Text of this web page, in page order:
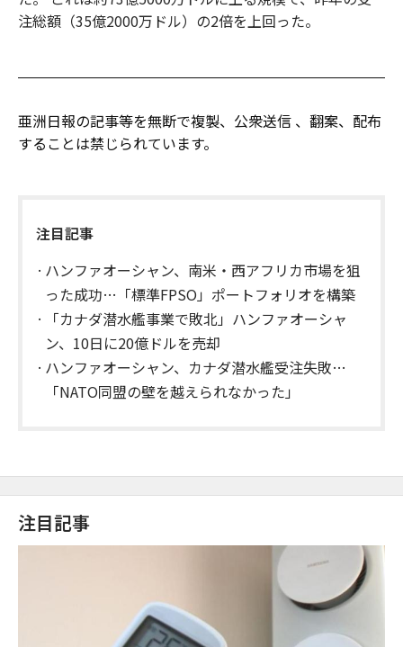
注総額（35億2000万ドル）の2倍を上回った。
亜洲日報の記事等を無断で複製、公衆送信 、翻案、配布
することは禁じられています。
注目記事
ハンファオーシャン、南米・西アフリカ市場を狙
った成功…「標準FPSO」ポートフォリオを構築
「カナダ潜水艦事業で敗北」ハンファオーシャ
ン、10日に20億ドルを売却
ハンファオーシャン、カナダ潜水艦受注失敗…
「NATO同盟の壁を越えられなかった」
注目記事